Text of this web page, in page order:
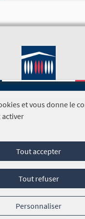
DE L'ASSEMBLÉE NATIONALE
Foire aux questions
d'utilisation (CGU)
légales
Cookies
et vous donne le
activer
Tout accepter
Tout refuser
Personnaliser